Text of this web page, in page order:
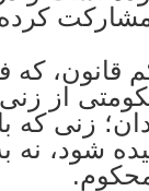
قانون، که
از زنی
زنی که
شود، نه